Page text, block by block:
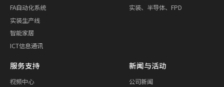
FA自动化系统
实装生产线
智能家居
ICT信息通讯
实装、半导体、FPD
服务支持
视频中心
新闻与活动
公司新闻